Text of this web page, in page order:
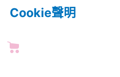
Cookie聲明